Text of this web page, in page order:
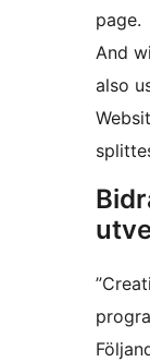
page.
And
also